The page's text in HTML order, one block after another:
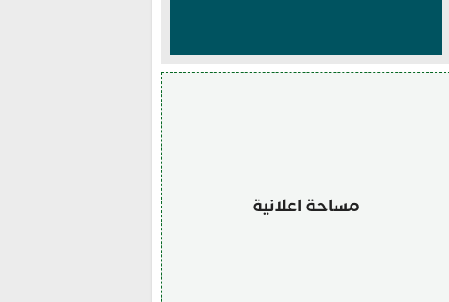
مساحة اعلانية